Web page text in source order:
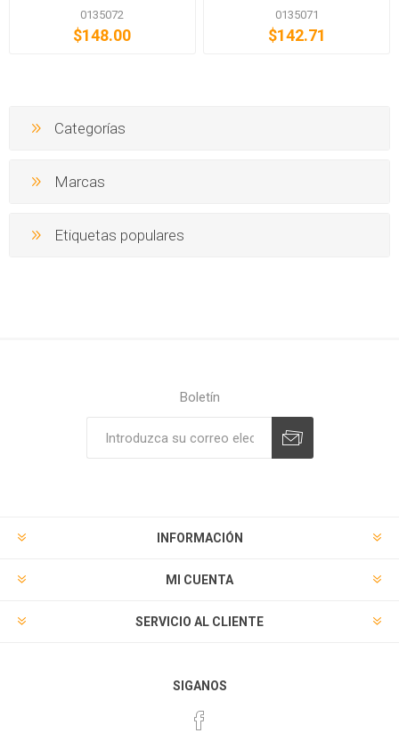
0135072
$148.00
0135071
$142.71
Categorías
Marcas
Etiquetas populares
Boletín
INFORMACIÓN
MI CUENTA
SERVICIO AL CLIENTE
SIGANOS